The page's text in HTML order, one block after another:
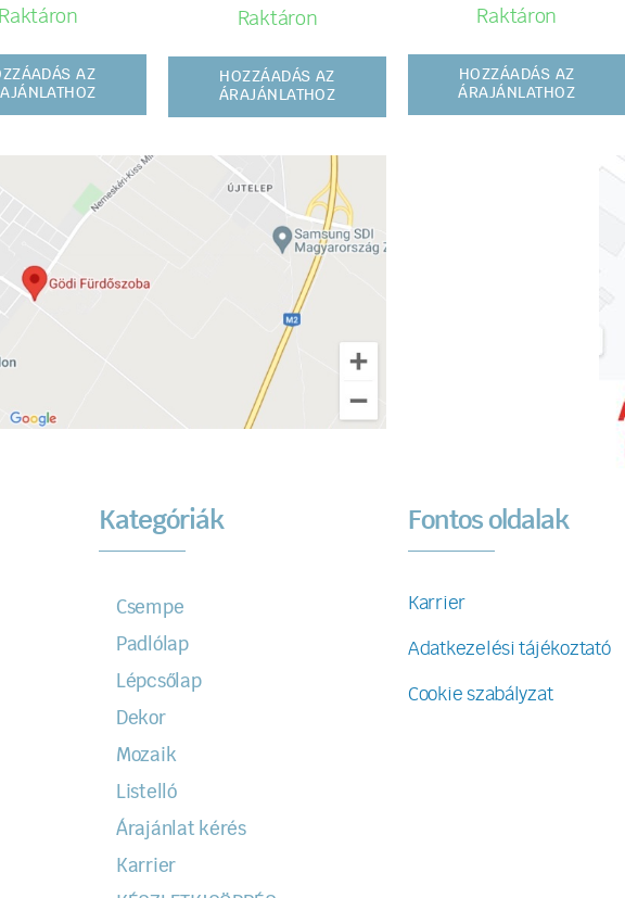
Raktáron
AZ
Raktáron
HOZZÁADÁS AZ
ÁRAJÁNLATHOZ
Raktáron
HOZZÁADÁS AZ
ÁRAJÁNLATHOZ
Kategóriák
Csempe
Padlólap
Lépcsőlap
Dekor
Mozaik
Listelló
Árajánlat kérés
Karrier
Fontos oldalak
Karrier
Adatkezelési tájékoztató
Cookie szabályzat